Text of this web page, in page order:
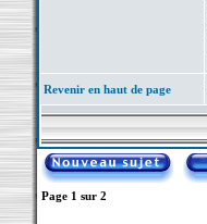
Revenir en haut de page
Page 1 sur 2